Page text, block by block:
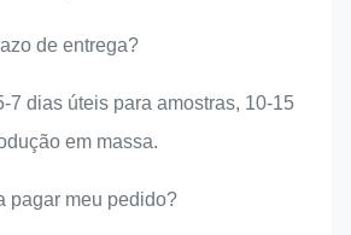
de entrega?
7 dias úteis para amostras, 10-15
em massa.
pagar meu pedido?